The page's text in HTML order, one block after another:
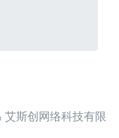
斯创网络科技有限